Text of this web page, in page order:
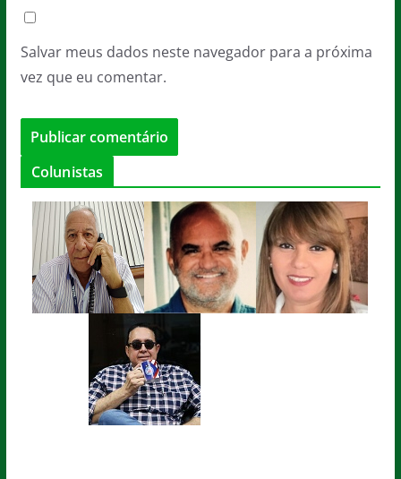
Salvar meus dados neste navegador para a próxima
vez que eu comentar.
Colunistas